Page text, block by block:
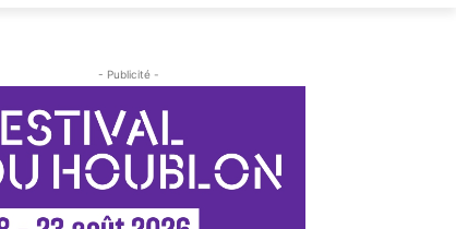
- Publicité -